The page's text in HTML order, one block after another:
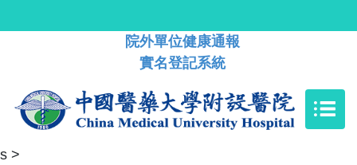
院外單位健康通報
實名登記系統
s >